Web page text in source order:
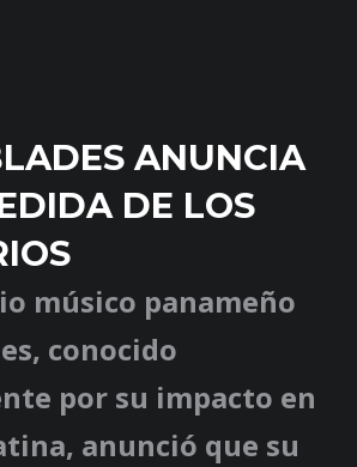
ANUNCIA
DE LOS
músico panameño
conocido
por su impacto en
anunció que su